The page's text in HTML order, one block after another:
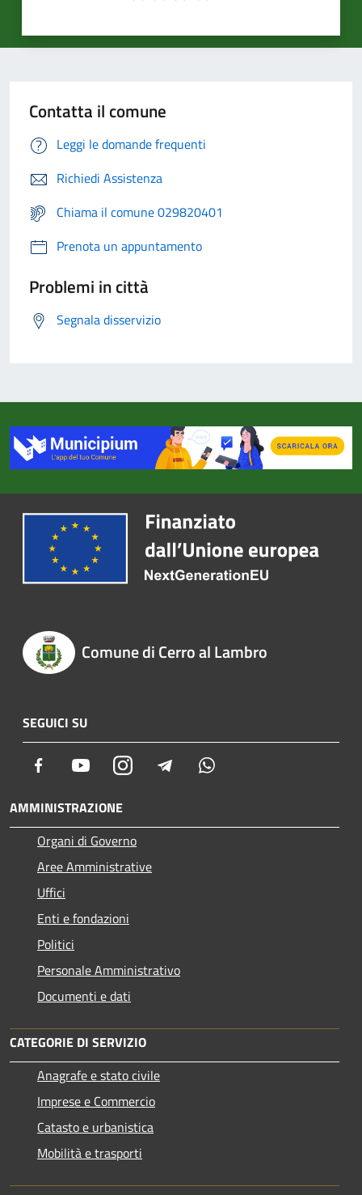
Contatta il comune
Leggi le domande frequenti
Richiedi Assistenza
Chiama il comune 029820401
Prenota un appuntamento
Problemi in città
Segnala disservizio
Comune di Cerro al Lambro
SEGUICI SU
Facebook YoutubeInstagram Telegram
AMMINISTRAZIONE
Organi di Governo
Aree Amministrative
Uffici
Enti e fondazioni
Politici
Personale Amministrativo
Documenti e dati
CATEGORIE DI SERVIZIO
Anagrafe e stato civile
Imprese e Commercio
Catasto e urbanistica
Mobilità e trasporti